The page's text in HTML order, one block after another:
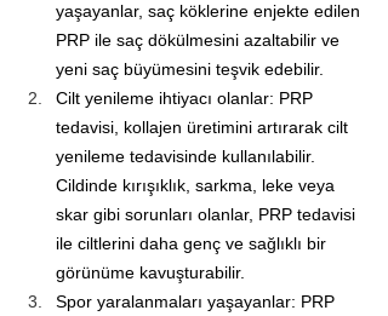
yaşayanlar, saç köklerine enjekte edilen
PRP ile saç dökülmesini azaltabilir ve
yeni saç büyümesini teşvik edebilir.
Cilt yenileme ihtiyacı olanlar: PRP
tedavisi, kollajen üretimini artırarak cilt
yenileme tedavisinde kullanılabilir.
Cildinde kırışıklık, sarkma, leke veya
skar gibi sorunları olanlar, PRP tedavisi
ile ciltlerini daha genç ve sağlıklı bir
görünüme kavuşturabilir.
Spor yaralanmaları yaşayanlar: PRP